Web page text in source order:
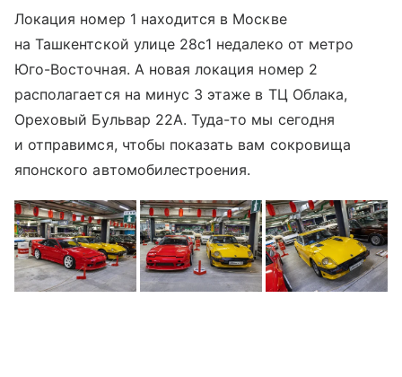
Локация номер 1 находится в Москве
на Ташкентской улице 28с1 недалеко от метро
Юго-Восточная. А новая локация номер 2
располагается на минус 3 этаже в ТЦ Облака,
Ореховый Бульвар 22А. Туда-то мы сегодня
и отправимся, чтобы показать вам сокровища
японского автомобилестроения.